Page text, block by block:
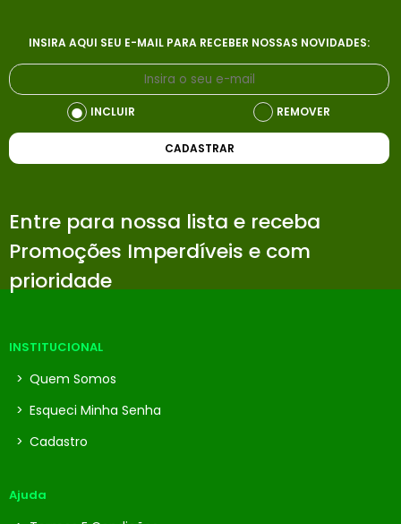
INSIRA AQUI SEU E-MAIL PARA RECEBER NOSSAS NOVIDADES:
INCLUIR REMOVER
CADASTRAR
Entre para nossa lista e receba
Promoções Imperdíveis e com
prioridade
INSTITUCIONAL
> Quem Somos
> Esqueci Minha Senha
> Cadastro
Ajuda